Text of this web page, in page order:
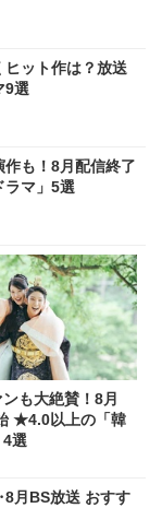
ヒット作は？放送
9選
作も！8月配信終了
ラマ」5選
も大絶賛！8月
★4.0以上の「韓
4選
月BS放送 おすす